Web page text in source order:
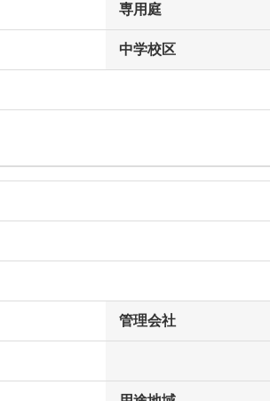
専用庭
中学校区
管理会社